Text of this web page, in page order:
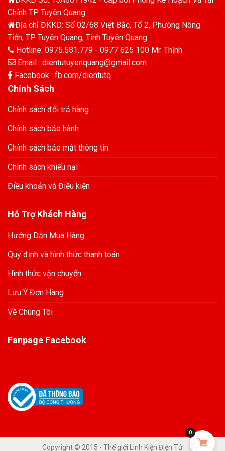
Chính TP Tuyên Quang.
Địa chỉ ĐKKD: Số 02/68 Việt Bắc, Tổ 2, Phường Nông
Tiến, TP Tuyên Quang, Tỉnh Tuyên Quang
Hotline: 0975.581.779 - 0977 625 100 Mr. Thịnh
Email : dientutuyenquang@gmail.com
Facebook : fb.com/dientutq
Chính Sách
Chính sách đổi trả hàng
Chính sách bảo hành
Chính sách bảo mật thông tin
Chính sách khiếu nại
Điều khoản và Điều kiện
Hỗ Trợ Khách Hàng
Hướng Dẫn Mua Hàng
Quy định và hình thức thanh toán
Hình thức vận chuyển
Lưu Ý Đơn Hàng
Về Chúng Tôi
Fanpage Facebook
Copyright © 2015 - Thế giới Linh Kiện Điện Tử
0